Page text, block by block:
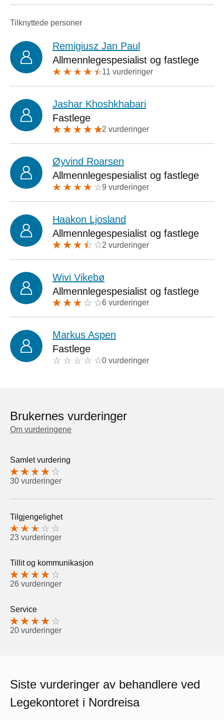
Tilknyttede personer
Remigiusz Jan Paul
Allmennlegespesialist og fastlege
11 vurderinger
Jashar Khoshkhabari
Fastlege
2 vurderinger
Øyvind Roarsen
Allmennlegespesialist og fastlege
9 vurderinger
Haakon Ljosland
Allmennlegespesialist og fastlege
2 vurderinger
Wivi Vikebø
Allmennlegespesialist og fastlege
6 vurderinger
Markus Aspen
Fastlege
0 vurderinger
Brukernes vurderinger
Om vurderingene
Samlet vurdering
30 vurderinger
Tilgjengelighet
23 vurderinger
Tillit og kommunikasjon
26 vurderinger
Service
20 vurderinger
Siste vurderinger av behandlere ved
Legekontoret i Nordreisa